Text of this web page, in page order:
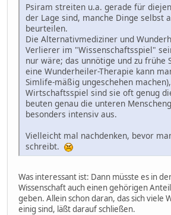
Psiram streiten u.a. gerade für
der Lage sind, manche Dinge selbst
beurteilen.
Die Alternativmediziner und
Verlierer im "Wissenschaftsspiel"
nur wäre; das unnötige und zu frühe
eine Wunderheiler-Therapie kann
Simlife-mäßig ungeschehen
Wirtschaftsspiel sind sie oft genug
beuten genau die unteren
besonders intensiv aus.
Vielleicht mal nachdenken, bevor
schreibt.
Was interessant ist: Dann müsste es in
Wissenschaft auch einen gehörigen
geben. Allein schon daran, das sich viele
einig sind, läßt darauf schließen.